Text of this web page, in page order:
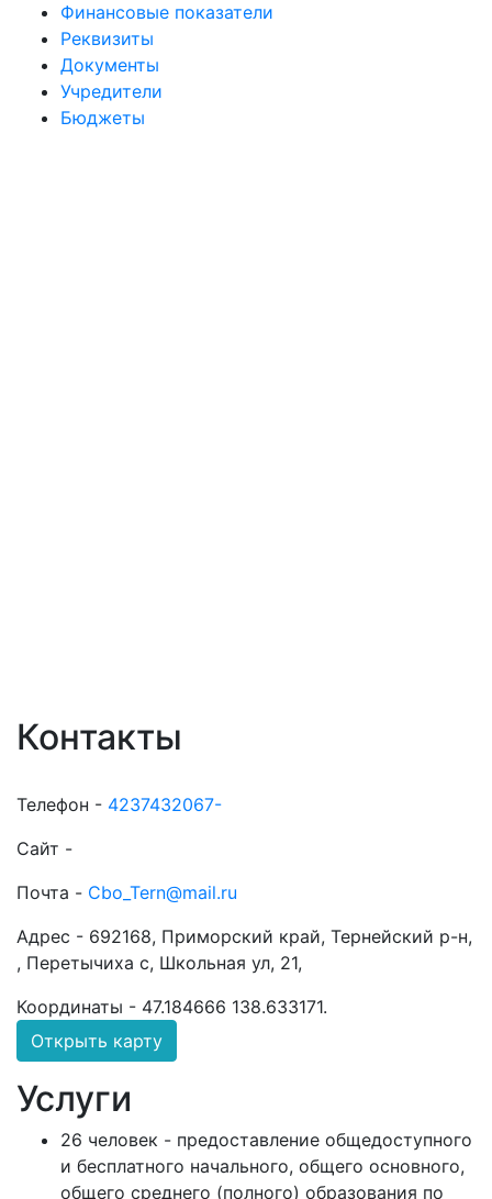
Финансовые показатели
Реквизиты
Документы
Учредители
Бюджеты
Контакты
Телефон - 4237432067-
Сайт -
Почта - Cbo_Tern@mail.ru
Адрес - 692168, Приморский край, Тернейский р-н,
, Перетычиха с, Школьная ул, 21,
Координаты - 47.184666 138.633171.
Открыть карту
Услуги
26 человек - предоставление общедоступного
и бесплатного начального, общего основного,
общего среднего (полного) образования по